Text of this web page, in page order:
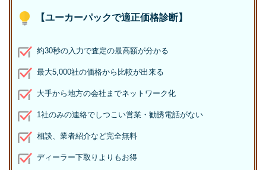
【ユーカーパックで適正価格診断】
約30秒の入力で査定の最高額が分かる
最大5,000社の価格から比較が出来る
大手から地方の会社までネットワーク化
1社のみの連絡でしつこい営業・勧誘電話がない
相談、業者紹介など完全無料
ディーラー下取りよりもお得